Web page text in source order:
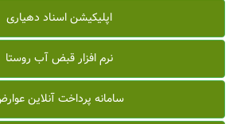
اپلیکیشن اسناد دهیاری
نرم افزار قبض آب روستا
سامانه پرداخت آنلاین